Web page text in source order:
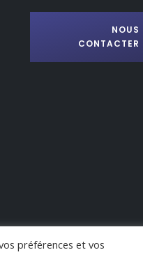
NOUS
CONTACTER
préférences et vos